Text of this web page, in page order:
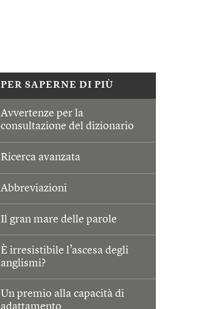
PER SAPERNE DI PIÙ
Avvertenze per la
consultazione del dizionario
Ricerca avanzata
Abbreviazioni
Il gran mare delle parole
È irresistibile l’ascesa degli
anglismi?
Un premio alla capacità di
adattamento